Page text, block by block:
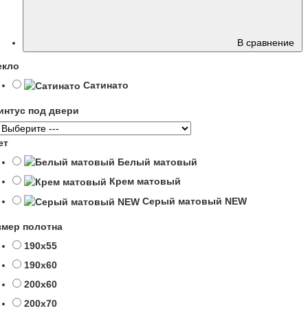
В сравнение
Сатинато
под двери
Белый матовый
Крем матовый
Серый матовый NEW
полотна
190х55
190х60
200х60
200х70